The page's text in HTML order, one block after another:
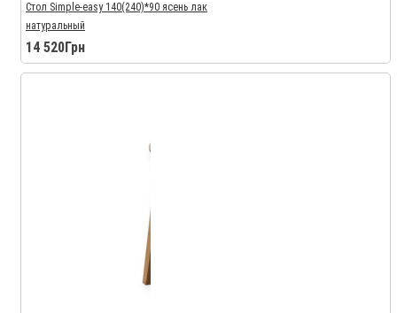
Стол Simple-easy 140(240)*90 ясень лак
натуральный
14 520Грн